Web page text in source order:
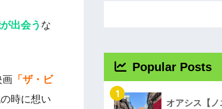
出会う な
画 「ザ・ビ
時に想い
Popular Posts
1
オアシス【